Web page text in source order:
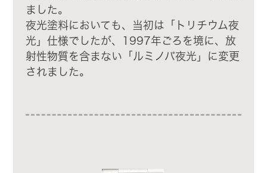
ました。
夜光塗料においても、当初は「トリチウム夜
光」仕様でしたが、1997年ごろを境に、放
射性物質を含まない「ルミノバ夜光」に変更
されました。